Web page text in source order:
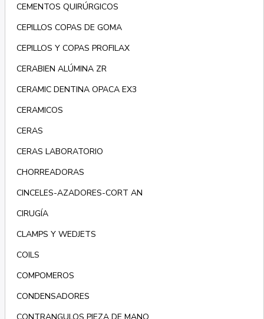
CEMENTOS QUIRÚRGICOS
CEPILLOS COPAS DE GOMA
CEPILLOS Y COPAS PROFILAX
CERABIEN ALÚMINA ZR
CERAMIC DENTINA OPACA EX3
CERAMICOS
CERAS
CERAS LABORATORIO
CHORREADORAS
CINCELES-AZADORES-CORT AN
CIRUGÍA
CLAMPS Y WEDJETS
COILS
COMPOMEROS
CONDENSADORES